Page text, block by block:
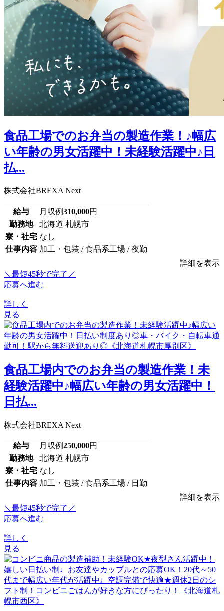
食品工場でのお弁当の製造作業！♪幅広
い年齢の男女活躍中！未経験活躍中♪日
払...
株式会社BREXA Next
給与 月収例310,000円
勤務地
北海道 札幌市
寮・社宅 なし
仕事内容 加工・包装 / 食品系工場 / 夜勤
詳細を表示
＼最短45秒で完了／
応募へ進む
詳しく
見る
食品工場内でのお弁当の製造作業！未
経験活躍中♪幅広い年齢の男女活躍中！
日払...
株式会社BREXA Next
給与 月収例250,000円
勤務地
北海道 札幌市
寮・社宅 なし
仕事内容 加工・包装 / 食品系工場 / 日勤
詳細を表示
＼最短45秒で完了／
応募へ進む
詳しく
見る